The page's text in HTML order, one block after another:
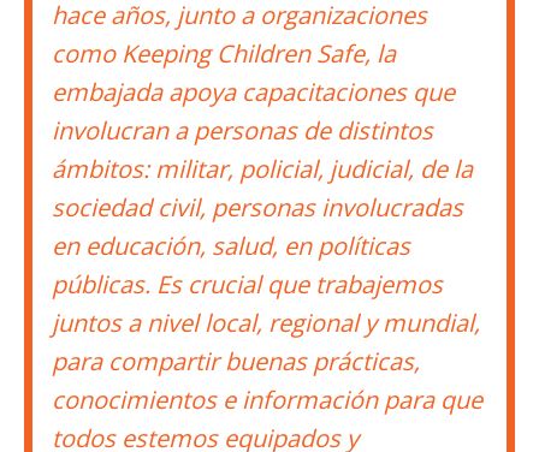
hace años, junto a organizaciones
como Keeping Children Safe, la
embajada apoya capacitaciones que
involucran a personas de distintos
ámbitos: militar, policial, judicial, de la
sociedad civil, personas involucradas
en educación, salud, en políticas
públicas. Es crucial que trabajemos
juntos a nivel local, regional y mundial,
para compartir buenas prácticas,
conocimientos e información para que
todos estemos equipados y